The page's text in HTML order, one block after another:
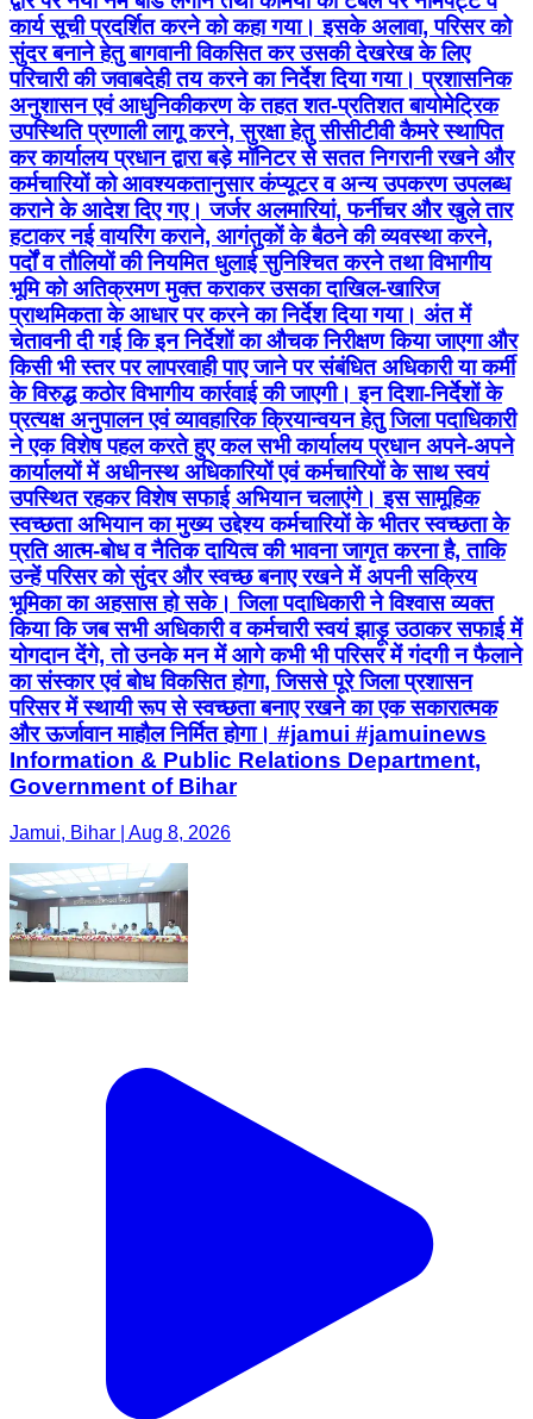
कार्य सूची प्रदर्शित करने को कहा गया। इसके अलावा, परिसर को
सुंदर बनाने हेतु बागवानी विकसित कर उसकी देखरेख के लिए
परिचारी की जवाबदेही तय करने का निर्देश दिया गया। प्रशासनिक
अनुशासन एवं आधुनिकीकरण के तहत शत-प्रतिशत बायोमेट्रिक
उपस्थिति प्रणाली लागू करने, सुरक्षा हेतु सीसीटीवी कैमरे स्थापित
कर कार्यालय प्रधान द्वारा बड़े मॉनिटर से सतत निगरानी रखने और
कर्मचारियों को आवश्यकतानुसार कंप्यूटर व अन्य उपकरण उपलब्ध
कराने के आदेश दिए गए। जर्जर अलमारियां, फर्नीचर और खुले तार
हटाकर नई वायरिंग कराने, आगंतुकों के बैठने की व्यवस्था करने,
पर्दों व तौलियों की नियमित धुलाई सुनिश्चित करने तथा विभागीय
भूमि को अतिक्रमण मुक्त कराकर उसका दाखिल-खारिज
प्राथमिकता के आधार पर करने का निर्देश दिया गया। अंत में
चेतावनी दी गई कि इन निर्देशों का औचक निरीक्षण किया जाएगा और
किसी भी स्तर पर लापरवाही पाए जाने पर संबंधित अधिकारी या कर्मी
के विरुद्ध कठोर विभागीय कार्रवाई की जाएगी। इन दिशा-निर्देशों के
प्रत्यक्ष अनुपालन एवं व्यावहारिक क्रियान्वयन हेतु जिला पदाधिकारी
ने एक विशेष पहल करते हुए कल सभी कार्यालय प्रधान अपने-अपने
कार्यालयों में अधीनस्थ अधिकारियों एवं कर्मचारियों के साथ स्वयं
उपस्थित रहकर विशेष सफाई अभियान चलाएंगे। इस सामूहिक
स्वच्छता अभियान का मुख्य उद्देश्य कर्मचारियों के भीतर स्वच्छता के
प्रति आत्म-बोध व नैतिक दायित्व की भावना जागृत करना है, ताकि
उन्हें परिसर को सुंदर और स्वच्छ बनाए रखने में अपनी सक्रिय
भूमिका का अहसास हो सके। जिला पदाधिकारी ने विश्वास व्यक्त
किया कि जब सभी अधिकारी व कर्मचारी स्वयं झाड़ू उठाकर सफाई में
योगदान देंगे, तो उनके मन में आगे कभी भी परिसर में गंदगी न फैलाने
का संस्कार एवं बोध विकसित होगा, जिससे पूरे जिला प्रशासन
परिसर में स्थायी रूप से स्वच्छता बनाए रखने का एक सकारात्मक
और ऊर्जावान माहौल निर्मित होगा। #jamui #jamuinews
Information & Public Relations Department,
Government of Bihar
Jamui, Bihar | Aug 8, 2026